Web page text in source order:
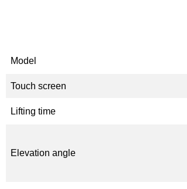
Model
Touch screen
Lifting time
Elevation angle